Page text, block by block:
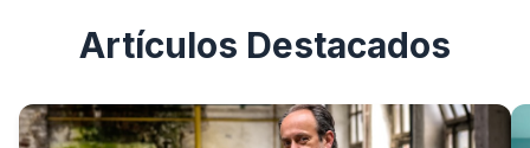
Artículos Destacados